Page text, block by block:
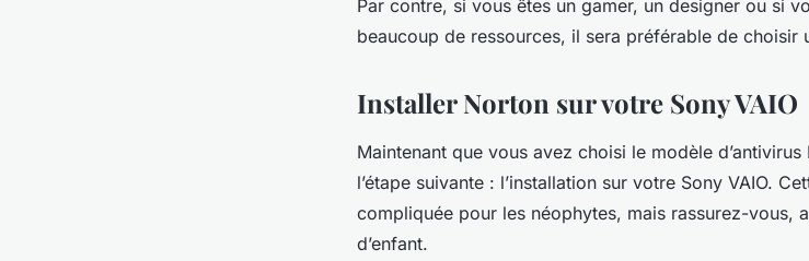
Par contre, si vous êtes un gamer, un designer ou si
beaucoup de ressources, il sera préférable de choisir
Installer Norton sur votre Sony VAIO
Maintenant que vous avez choisi le modèle
l’étape suivante : l’installation sur votre Sony VAIO.
compliquée pour les néophytes, mais rassurez-vous,
d’enfant.